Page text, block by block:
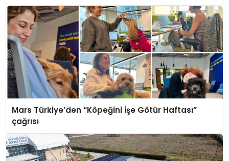
Mars Türkiye’den “Köpeğini İşe Götür Haftası”
çağrısı